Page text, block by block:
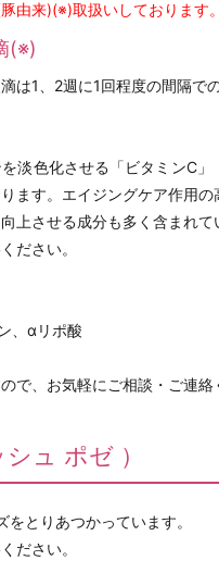
由来)(※)取扱いしております。
(※)
は1、2週に1回程度の間隔で
淡色化させる「ビタミンC
ます。エイジングケア作用の
上させる成分も多く含まれ
ださい。
、αリポ酸
で、お気軽にご相談・ご連絡
ュ ポゼ ）
とりあつかっています。
ださい。